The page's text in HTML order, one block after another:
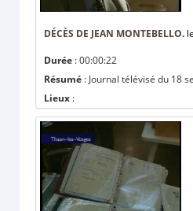
DÉCÈS DE JEAN MONTEBELLO.
Durée : 00:00:22
Résumé : Journal télévisé du 18
Lieux :